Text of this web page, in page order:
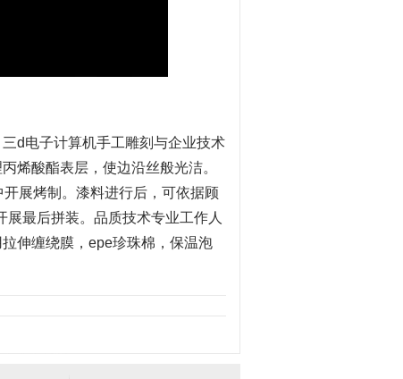
d电子计算机手工雕刻与企业技术
烯酸酯表层，使边沿丝般光洁。
展烤制。漆料进行后，可依据顾
最后拼装。品质技术专业工作人
伸缠绕膜，epe珍珠棉，保温泡